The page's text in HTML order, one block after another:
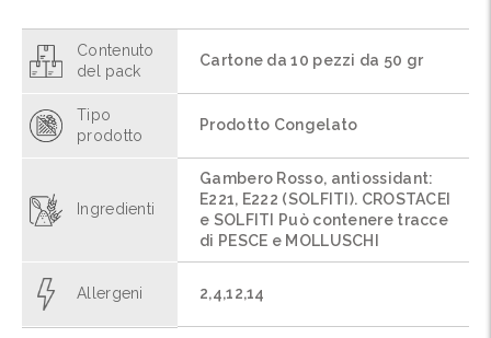
Contenuto
del pack
Cartone da 10 pezzi da 50 gr
Tipo
prodotto
Prodotto Congelato
Ingredienti
Gambero Rosso, antiossidant:
E221, E222 (SOLFITI). CROSTACEI
e SOLFITI Può contenere tracce
di PESCE e MOLLUSCHI
Allergeni 2,4,12,14